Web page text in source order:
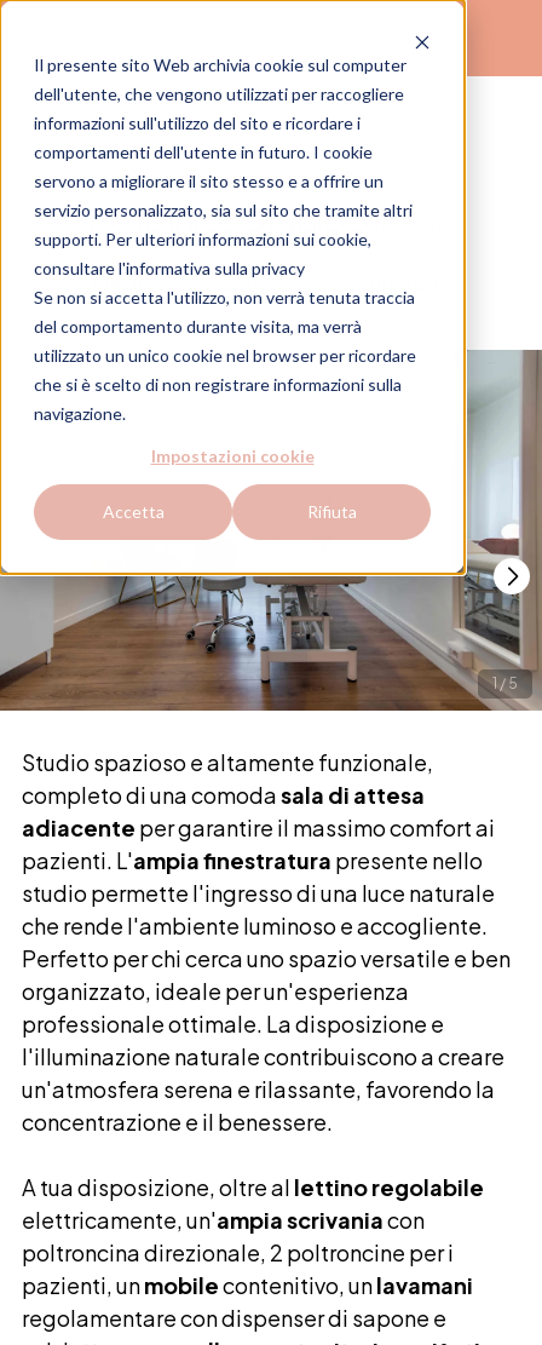
Il presente sito Web archivia cookie sul computer
dell'utente, che vengono utilizzati per raccogliere
informazioni sull'utilizzo del sito e ricordare i
comportamenti dell'utente in futuro. I cookie
servono a migliorare il sito stesso e a offrire un
servizio personalizzato, sia sul sito che tramite altri
supporti. Per ulteriori informazioni sui cookie,
consultarel'informativa sulla privacy
Se non si accetta l'utilizzo, non verrà tenuta traccia
del comportamento durante visita, ma verrà
utilizzato un unico cookie nel browser per ricordare
che si è scelto di non registrare informazioni sulla
navigazione.
Impostazioni cookie
Accetta Rifiuta
( TROVA IL TUO STUDIO )
Milano
Policlinico Studio 3
Medico Estetico
1 / 5
Studio spazioso e altamente funzionale,
completo di una comodasala di attesa
adiacente per garantire il massimo comfort ai
pazienti. L'ampia finestratura presente nello
studio permette l'ingresso di una luce naturale
che rende l'ambiente luminoso e accogliente.
Perfetto per chi cerca uno spazio versatile e ben
organizzato, ideale per un'esperienza
professionale ottimale. La disposizione e
l'illuminazione naturale contribuiscono a creare
un'atmosfera serena e rilassante, favorendo la
concentrazione e il benessere.
A tua disposizione, oltre al lettino regolabile
elettricamente, un'ampia scrivaniacon
poltroncina direzionale, 2 poltroncine per i
pazienti, unmobilecontenitivo, unlavamani
regolamentare con dispenser di sapone e